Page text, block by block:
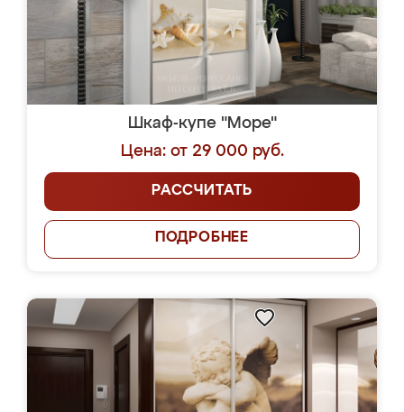
Шкаф-купе "Море"
Цена: от 29 000 руб.
РАССЧИТАТЬ
ПОДРОБНЕЕ